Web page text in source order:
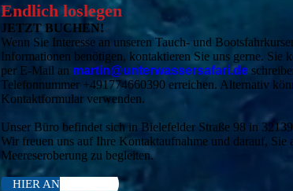
Endlich loslegen
JETZT BUCHEN!
Wenn Sie Interesse an unseren Tauch- und
Informationen benötigen, kontaktieren Sie uns gerne. Sie
per E-Mail an martin@unterwassersafari.de
Telefonnummer +491774660390 erreichen. Alternativ
Kontaktformular verwenden.
Unser Büro befindet sich in Bielefelder Straße 98 in
Wir freuen uns auf Ihre Kontaktaufnahme und darauf, Sie
Meereseroberung zu begleiten.
HIER ANFRAGEN